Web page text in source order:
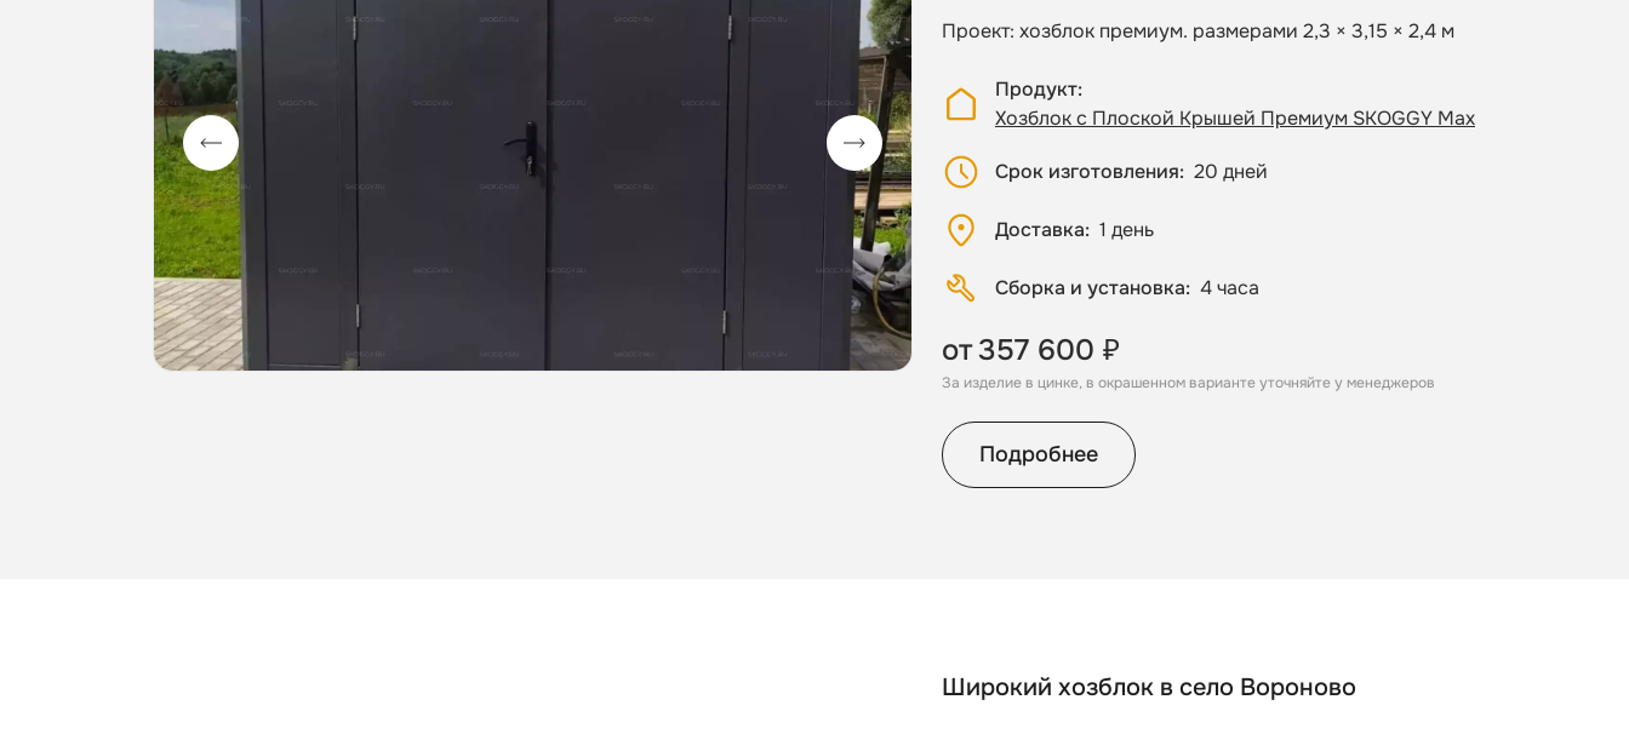
Проект: хозблок премиум. размерами 2,3 × 3,15 × 2,4 м
Продукт
Хозблок с Плоской Крышей Премиум SKOGGY Max
Срок изготовления 20 дней
Доставка 1 день
Сборка и установка 4 часа
от357 600 ₽
За изделие в цинке, в окрашенном варианте уточняйте у менеджеров
Подробнее
Широкий хозблок в село Вороново